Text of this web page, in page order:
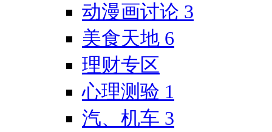
动漫画讨论 3
美食天地 6
理财专区
心理测验 1
汽、机车 3